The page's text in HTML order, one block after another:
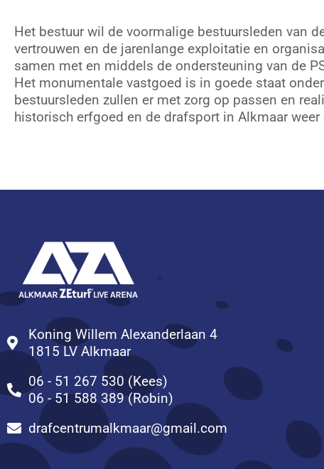
Het bestuur wil de voormalige bestuursleden van
vertrouwen en de jarenlange exploitatie en
samen met en middels de ondersteuning van de
Het monumentale vastgoed is in goede staat
bestuursleden zullen er met zorg op passen en
historisch erfgoed en de drafsport in Alkmaar
Koning Willem Alexanderlaan 4
1815 LV Alkmaar
06 - 51 267 530 (Kees)
06 - 51 588 389 (Robin)
drafcentrumalkmaar@gmail.com